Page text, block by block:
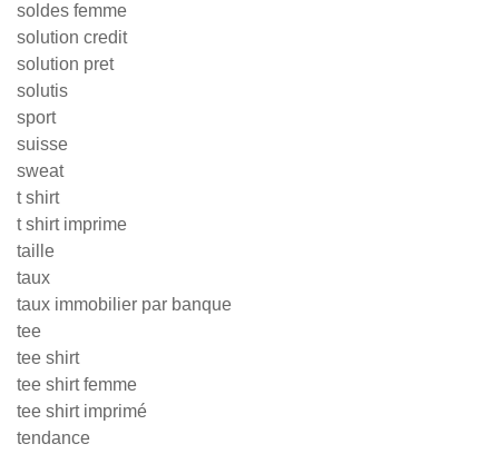
soldes femme
solution credit
solution pret
solutis
sport
suisse
sweat
t shirt
t shirt imprime
taille
taux
taux immobilier par banque
tee
tee shirt
tee shirt femme
tee shirt imprimé
tendance